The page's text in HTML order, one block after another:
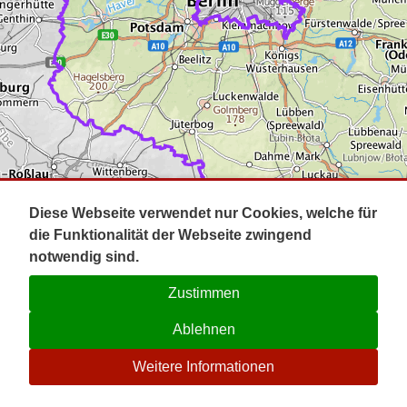
Impressum
Kontakt
☉
Diese Webseite verwendet nur Cookies, welche für
die Funktionalität der Webseite zwingend
notwendig sind.
Zustimmen
Ablehnen
Weitere Informationen